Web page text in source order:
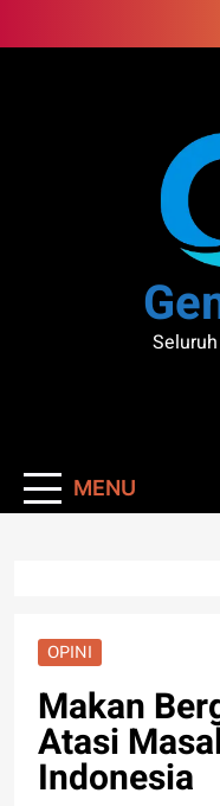
to
MENU
OPINI
Makan
Atasi
Indonesia